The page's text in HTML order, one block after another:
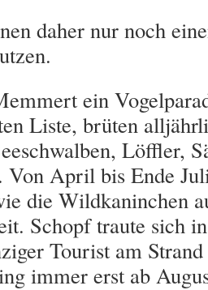
daher nur noch
ein
Liste, brüten
Löffler,
Von April bis Ende
die Wildkaninchen
Schopf traute sich
Tourist am
immer erst ab